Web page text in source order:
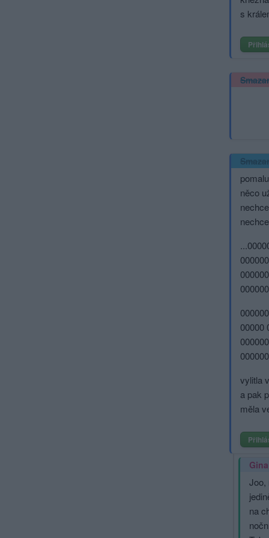
s
něco
00000
000000
vylitla
a pak
měla
Gina
Joo,
na